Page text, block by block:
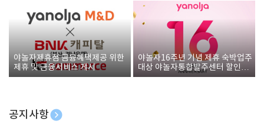
야놀자제휴점 금융혜택제공 위한
제휴 및 금융서비스 게시
야놀자16주년 기념 제휴 숙박업주
대상 야놀자통합발주센터 할인쿠
폰 증정
공지사항
[호텔업] 개인정보 처리방침 개정본1 (19.09.02)